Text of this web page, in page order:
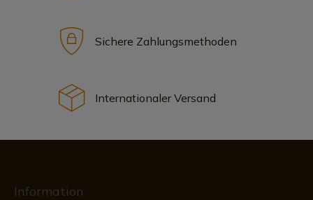
Sichere Zahlungsmethoden
Internationaler Versand
Information